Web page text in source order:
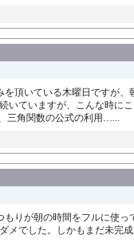
頂いている木曜日ですが
ていますが、こんな時
三角関数の公式の利用…...
りが朝の時間をフルに使
でした。しかもまだ未完